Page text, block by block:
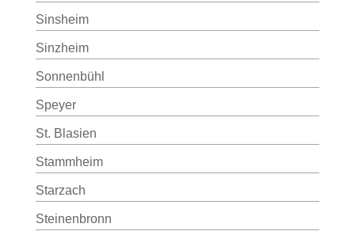
Sinsheim
Sinzheim
Sonnenbühl
Speyer
St. Blasien
Stammheim
Starzach
Steinenbronn